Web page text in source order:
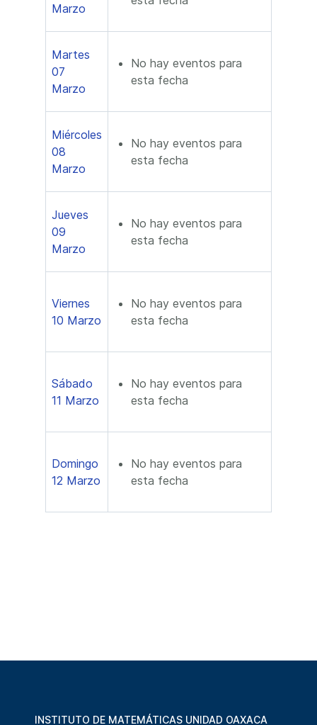
Marzo
Martes
07
Marzo
No hay eventos para
esta fecha
Miércoles
08
Marzo
No hay eventos para
esta fecha
Jueves
09
Marzo
No hay eventos para
esta fecha
Viernes
10 Marzo
No hay eventos para
esta fecha
Sábado
11 Marzo
No hay eventos para
esta fecha
Domingo
12 Marzo
No hay eventos para
esta fecha
INSTITUTO DE MATEMÁTICAS UNIDAD OAXACA